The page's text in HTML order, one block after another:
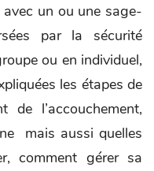
avec un ou une sage-
par la sécurité
ou en individuel,
les étapes de
de l’accouchement,
mais aussi quelles
comment gérer sa